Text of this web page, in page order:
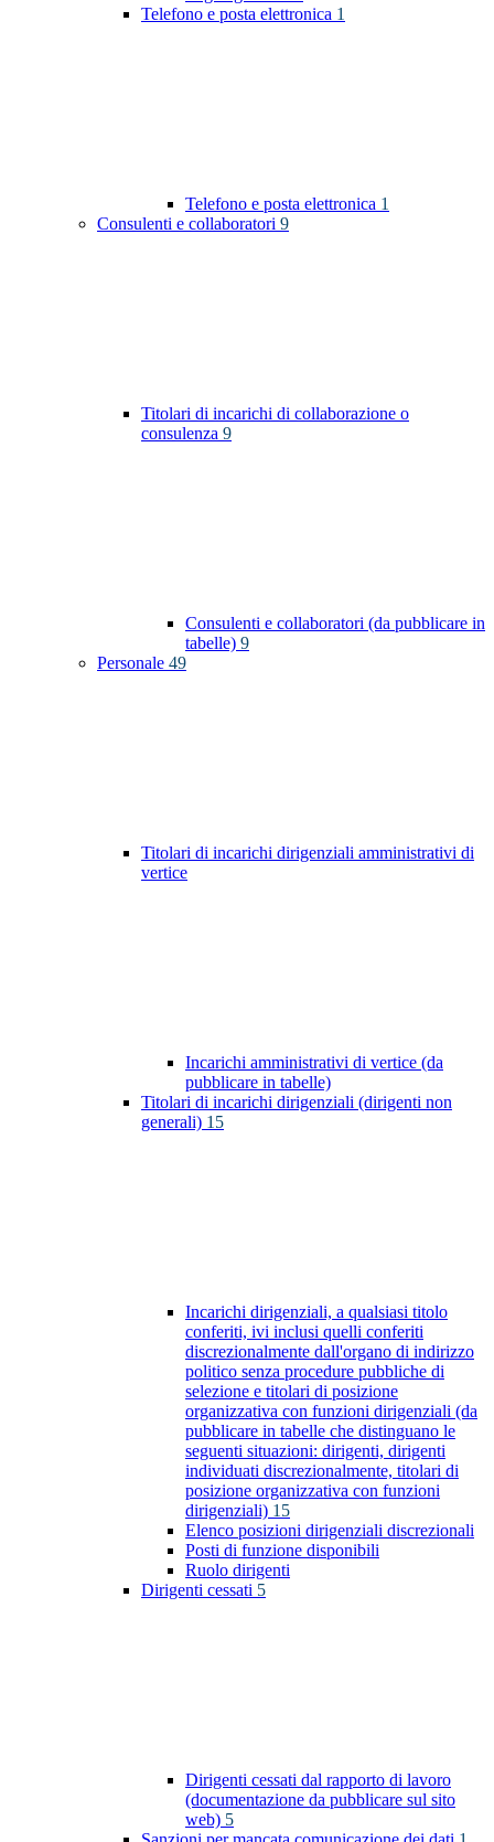
Telefono e posta elettronica 1
Telefono e posta elettronica 1
Consulenti e collaboratori 9
Titolari di incarichi di collaborazione o
consulenza 9
Consulenti e collaboratori (da pubblicare in
tabelle) 9
Personale 49
Titolari di incarichi dirigenziali amministrativi di
vertice
Incarichi amministrativi di vertice (da
pubblicare in tabelle)
Titolari di incarichi dirigenziali (dirigenti non
generali) 15
Incarichi dirigenziali, a qualsiasi titolo
conferiti, ivi inclusi quelli conferiti
discrezionalmente dall'organo di indirizzo
politico senza procedure pubbliche di
selezione e titolari di posizione
organizzativa con funzioni dirigenziali (da
pubblicare in tabelle che distinguano le
seguenti situazioni: dirigenti, dirigenti
individuati discrezionalmente, titolari di
posizione organizzativa con funzioni
dirigenziali) 15
Elenco posizioni dirigenziali discrezionali
Posti di funzione disponibili
Ruolo dirigenti
Dirigenti cessati 5
Dirigenti cessati dal rapporto di lavoro
(documentazione da pubblicare sul sito
web) 5